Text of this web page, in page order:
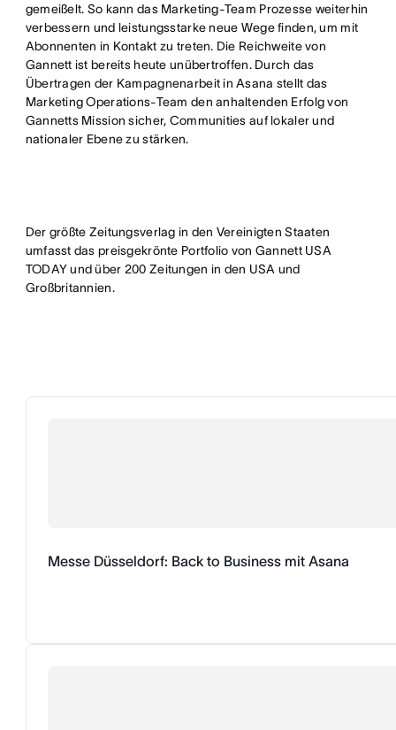
gemeißelt. So kann das Marketing-Team Prozesse weiterhin
verbessern und leistungsstarke neue Wege finden, um mit
Abonnenten in Kontakt zu treten. Die Reichweite von
Gannett ist bereits heute unübertroffen. Durch das
Übertragen der Kampagnenarbeit in Asana stellt das
Marketing Operations-Team den anhaltenden Erfolg von
Gannetts Mission sicher, Communities auf lokaler und
nationaler Ebene zu stärken.
Der größte Zeitungsverlag in den Vereinigten Staaten
umfasst das preisgekrönte Portfolio von Gannett USA
TODAY und über 200 Zeitungen in den USA und
Großbritannien.
Messe Düsseldorf: Back to Business mit Asana